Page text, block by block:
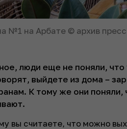
№1 на Арбате © архив
люди еще не поняли,
выйдете из дома –
К тому же они поняли,
вы считаете, что можно